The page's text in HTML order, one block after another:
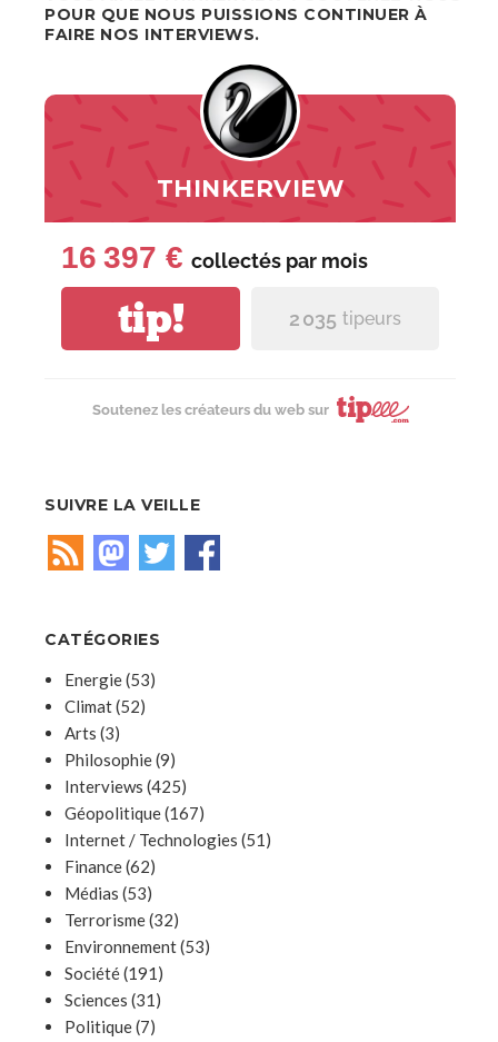
POUR QUE NOUS PUISSIONS CONTINUER À
FAIRE NOS INTERVIEWS.
THINKERVIEW
16 397 € collectés par mois
tip! 2 035 tipeurs
Soutenez les créateurs du web sur
SUIVRE LA VEILLE
CATÉGORIES
Energie(53)
Climat(52)
Arts (3)
Philosophie(9)
Interviews (425)
Géopolitique(167)
Internet / Technologies (51)
Finance(62)
Médias (53)
Terrorisme(32)
Environnement(53)
Société(191)
Sciences (31)
Politique(7)